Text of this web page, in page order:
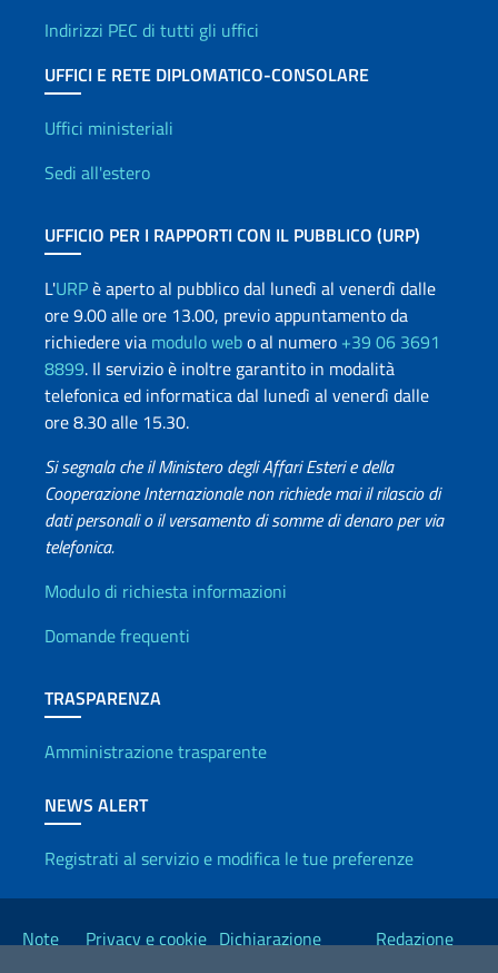
Indirizzi PEC di tutti gli uffici
UFFICI E RETE DIPLOMATICO-CONSOLARE
Uffici e Rete diplomatica
Uffici ministeriali
Sedi all'estero
UFFICIO PER I RAPPORTI CON IL PUBBLICO (URP)
L'URPè aperto al pubblico dal lunedì al venerdì dalle
ore 9.00 alle ore 13.00, previo appuntamento da
richiedere via modulo webo al numero +39 06 3691
8899. Il servizio è inoltre garantito in modalità
telefonica ed informatica dal lunedì al venerdì dalle
ore 8.30 alle 15.30.
Si segnala che il Ministero degli Affari Esteri e della
Cooperazione Internazionale non richiede mai il rilascio di
dati personali o il versamento di somme di denaro per via
telefonica.
Info utili
Modulo di richiesta informazioni
Domande frequenti
TRASPARENZA
Amministrazione trasparente
NEWS ALERT
Registrati al servizio e modifica le tue preferenze
Link Utili
Note
Privacy e cookie Dichiarazione
Redazione